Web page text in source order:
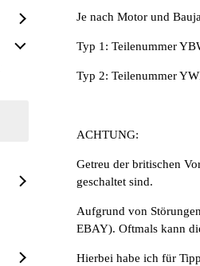
Je nach Motor und
Typ 1: Teilenummer
Typ 2: Teilenummer
ACHTUNG:
Getreu der britischen
geschaltet sind.
Aufgrund von
EBAY). Oftmals kann
Hierbei habe ich für